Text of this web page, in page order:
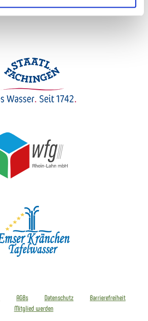
AGBs Datenschutz
Barrierefreiheit
Mitglied werden